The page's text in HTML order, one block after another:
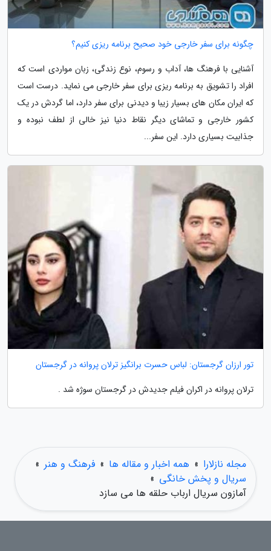
چگونه برای سفر خارجی خود صحیح برنامه ریزی کنیم؟
آشنایی با فرهنگ ها، آداب و رسوم، نوع زندگی، زبان مواردی است که
افراد را تشویق به برنامه ریزی برای سفر خارجی می نماید. درست است
که ایران مکان های بسیار زیبا و دیدنی برای سفر دارد، اما گردش در یک
کشور خارجی و تماشای دیگر نقاط دنیا نیز خالی از لطف نبوده و
جذابیت بسیاری دارد. این سفر...
تور ارزان گرجستان: لباس حسرت برانگیز ترلان پروانه در گرجستان
ترلان پروانه در اکران فیلم جدیدش در گرجستان سوژه شد .
مجله نازلارا » همه اخبار و مقاله ها » فرهنگ و هنر »
سریال و پخش خانگی »
آمازون سریال ارباب حلقه ها می سازد